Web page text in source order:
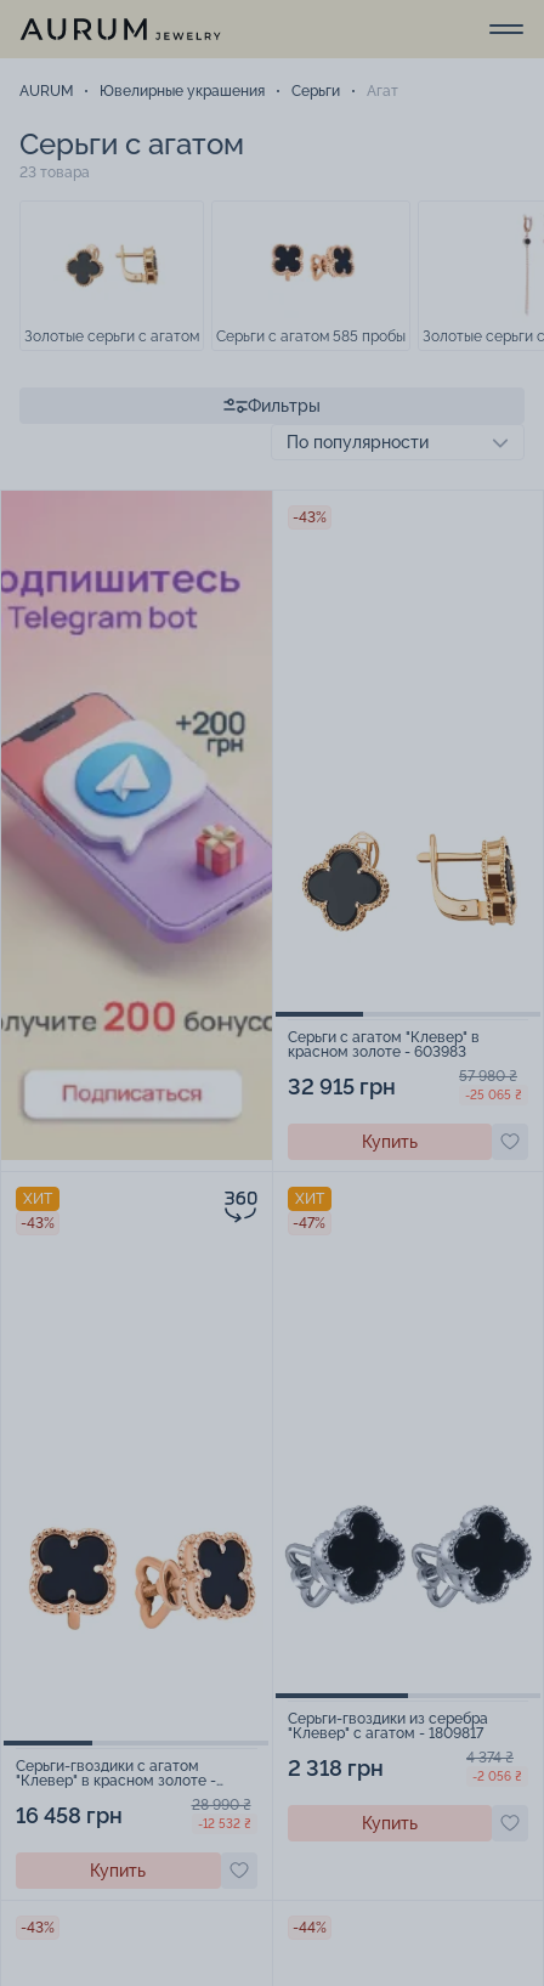
AURUM Ювелирные украшения Серьги Агат
Серьги с агатом
23 товара
Фильтры
Золотые серьги с агатом Серьги с агатом 585 пробы Золотые серьги
-43%
Серьги с агатом "Клевер" в
красном золоте - 603983
32 915 грн 57 980 ₴
-25 065 ₴
Купить
ХИТ
-43%
Серьги-гвоздики с агатом
"Клевер" в красном золоте -
16 458 грн 28 990 ₴
-12 532 ₴
Купить
ХИТ
-47%
Серьги-гвоздики из серебра
"Клевер" с агатом - 1809817
2 318 грн 4 374 ₴
-2 056 ₴
Купить
-43% -44%